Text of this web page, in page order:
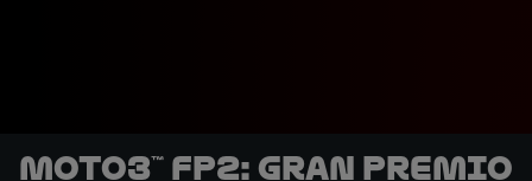
Moto3™ FP2: Gran Premio